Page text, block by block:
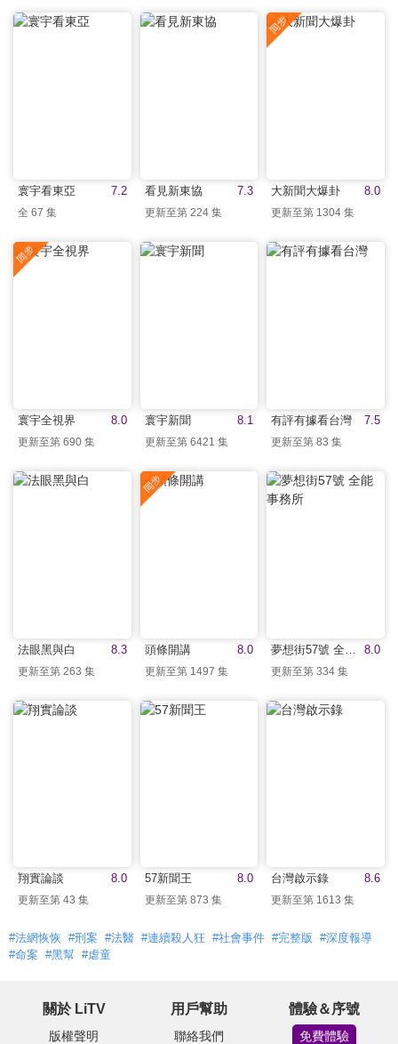
7.2
寰宇看東亞
全 67 集
7.3
看見新東協
更新至第 224 集
8.0
大新聞大爆卦
更新至第 1304 集
8.0
寰宇全視界
更新至第 690 集
8.1
寰宇新聞
更新至第 6421 集
7.5
有評有據看台灣
更新至第 83 集
8.3
法眼黑與白
更新至第 263 集
8.0
頭條開講
更新至第 1497 集
8.0
更新至第 334 集
8.0
翔實論談
更新至第 43 集
8.0
57新聞王
更新至第 873 集
8.6
台灣啟示錄
更新至第 1613 集
#法網恢恢 #刑案 #法醫 #連續殺人狂 #社會事件 #完整版 #深度報導
#命案 #黑幫 #虐童
關於 LiTV
版權聲明
用戶幫助
聯絡我們
體驗＆序號
免費體驗